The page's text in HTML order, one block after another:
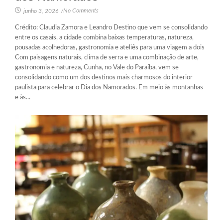
junho 3, 2026 /No Comments
Crédito: Claudia Zamora e Leandro Destino que vem se consolidando
entre os casais, a cidade combina baixas temperaturas, natureza,
pousadas acolhedoras, gastronomia e ateliês para uma viagem a dois
Com paisagens naturais, clima de serra e uma combinação de arte,
gastronomia e natureza, Cunha, no Vale do Paraíba, vem se
consolidando como um dos destinos mais charmosos do interior
paulista para celebrar o Dia dos Namorados. Em meio às montanhas
e às...